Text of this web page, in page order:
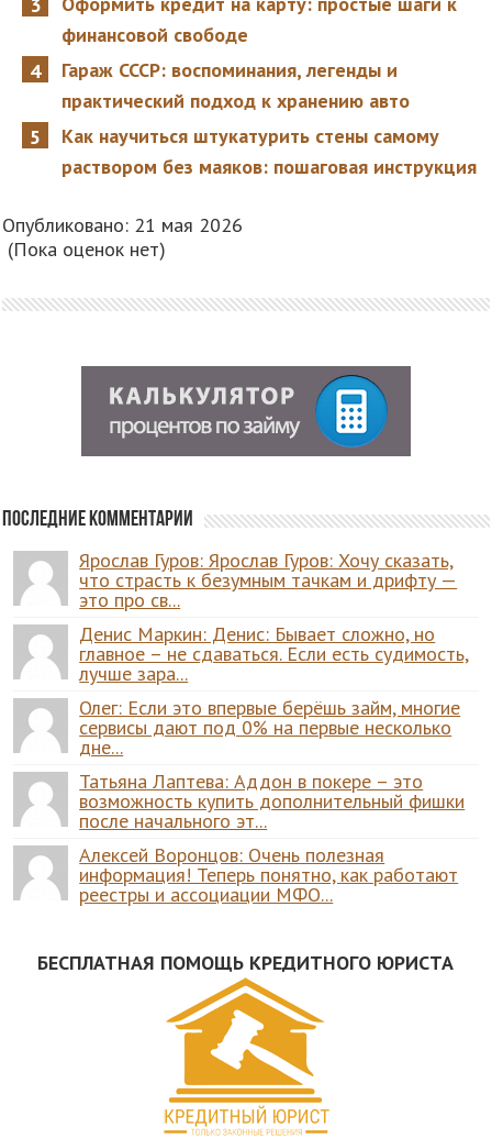
финансовой свободе
Гараж СССР: воспоминания, легенды и
практический подход к хранению авто
Как научиться штукатурить стены самому
раствором без маяков: пошаговая инструкция
Опубликовано: 21 мая 2026
(Пока оценок нет)
Последние комментарии
Ярослав Гуров: Ярослав Гуров: Хочу сказать,
что страсть к безумным тачкам и дрифту —
это про св...
Денис Маркин: Денис: Бывает сложно, но
главное – не сдаваться. Если есть судимость,
лучше зара...
Олег: Если это впервые берёшь займ, многие
сервисы дают под 0% на первые несколько
дне...
Татьяна Лаптева: Аддон в покере – это
возможность купить дополнительный фишки
после начального эт...
Алексей Воронцов: Очень полезная
информация! Теперь понятно, как работают
реестры и ассоциации МФО...
БЕСПЛАТНАЯ ПОМОЩЬ КРЕДИТНОГО ЮРИСТА